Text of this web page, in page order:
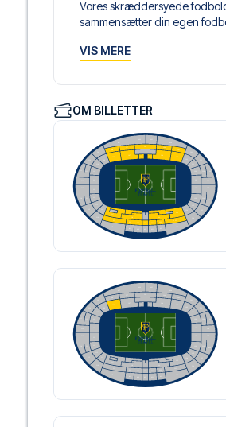
Vores skræddersyede
sammensætter din egen
det er en hospitality-billet.
du vælger billettypen, og på
Vi tilbyder et bredt udvalg
luksuriøse 5-stjernede
enhver rejsende. Vi tager
passer dig bedst. Hvis du
gøre.
Vi tilbyder fodboldpakker til
og fokusere på at nyde
Sikker booking og
Din sikkerhed og oplevelse
din fodboldpakke og står
ellerher, hvis du har brug for
Er du klar til at rejse til Paris
hjælpe dig med at realisere
VIS MERE
OM BILLETTER